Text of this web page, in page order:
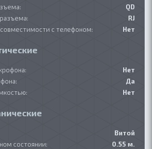
QD
RJ
с телефоном:
Нет
Нет
Да
Нет
Витой
состоянии:
0.55 м.